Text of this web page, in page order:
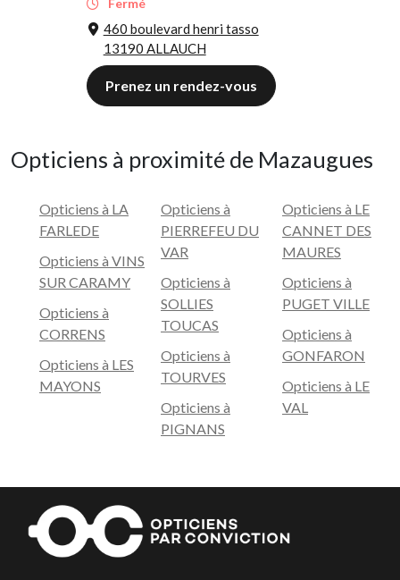
460 boulevard henri tasso
13190 ALLAUCH
Prenez un rendez-vous
Opticiens à proximité de Mazaugues
Opticiens à LA
FARLEDE
Opticiens à VINS
SUR CARAMY
Opticiens à
CORRENS
Opticiens à LES
MAYONS
Opticiens à
PIERREFEU DU
VAR
Opticiens à
SOLLIES
TOUCAS
Opticiens à
TOURVES
Opticiens à
PIGNANS
Opticiens à LE
CANNET DES
MAURES
Opticiens à
PUGET VILLE
Opticiens à
GONFARON
Opticiens à LE
VAL